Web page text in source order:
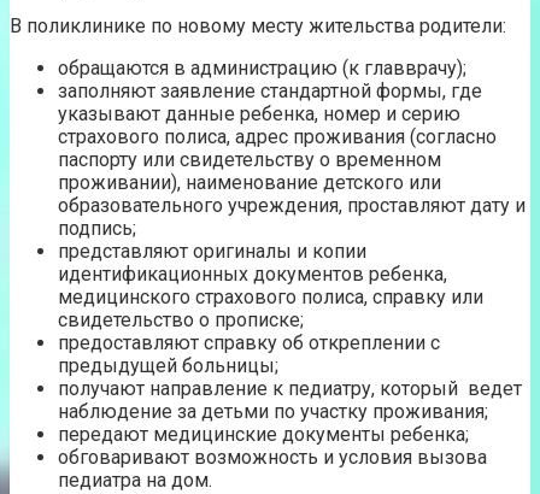
В поликлинике по новому месту жительства родители:
обращаются в администрацию (к главврачу);
заполняют заявление стандартной формы, где
указывают данные ребенка, номер и серию
страхового полиса, адрес проживания (согласно
паспорту или свидетельству о временном
проживании), наименование детского или
образовательного учреждения, проставляют дату и
подпись;
представляют оригиналы и копии
идентификационных документов ребенка,
медицинского страхового полиса, справку или
свидетельство о прописке;
предоставляют справку об откреплении с
предыдущей больницы;
получают направление к педиатру, который ведет
наблюдение за детьми по участку проживания;
передают медицинские документы ребенка;
обговаривают возможность и условия вызова
педиатра на дом.